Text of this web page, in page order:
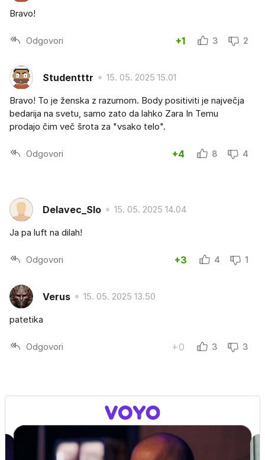
Bravo!
Odgovori +1 3 2
Studentttr 15. 05. 2025 15.01
Bravo! To je ženska z razumom. Body positiviti je največja
bedarija na svetu, samo zato da lahko Zara In Temu
prodajo čim več šrota za "vsako telo".
Odgovori +4 8 4
Delavec_Slo 15. 05. 2025 14.04
Ja pa luft na dilah!
Odgovori +3 4 1
Verus 15. 05. 2025 13.50
patetika
Odgovori +0 3 3